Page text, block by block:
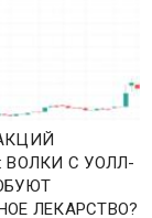
ВОЛКИ С УОЛЛ-
ЛЕКАРСТВО?